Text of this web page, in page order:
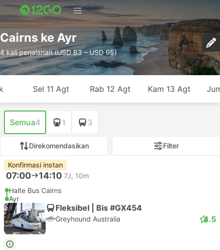
Cairns ke Ayr
4 kali perjalanan (USD 63 – USD 95)
Sel 11 Agt Rab 12 Agt Kam 13 Agt
Semua4 1 3
Direkomendasikan Filter
Konfirmasi instan
07:00 14:10 7J, 10m
Halte Bus Cairns
Ayr
Fleksibel | Bis #GX454
Greyhound Australia 4.5